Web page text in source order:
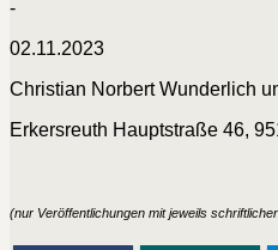
-
02.11.2023
Christian Norbert Wunderlich
Erkersreuth Hauptstraße 46,
(nur Veröffentlichungen mit jeweils